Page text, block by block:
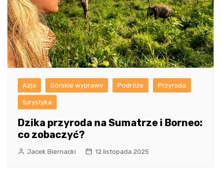
Azja Górskie wyprawy Podróże Przyroda
turystyka
Dzika przyroda na Sumatrze i Borneo:
co zobaczyć?
Jacek Biernacki 12 listopada 2025